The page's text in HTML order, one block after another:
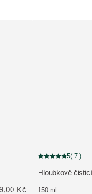
1 zákazníky
Kč
ZOBRAZIT
Hloubkově
Aktuální 5( 7 )
150 ml